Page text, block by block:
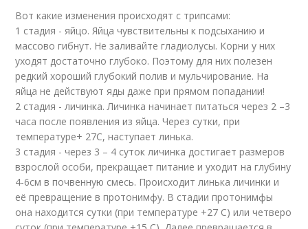
Вот какие изменения происходят с трипсами:
1 стадия - яйцо. Яйца чувствительны к подсыханию и
массово гибнут. Не заливайте гладиолусы. Корни у них
уходят достаточно глубоко. Поэтому для них полезен
редкий хороший глубокий полив и мульчирование. На
яйца не действуют яды даже при прямом попадании!
2 стадия - личинка. Личинка начинает питаться через 2 –3
часа после появления из яйца. Через сутки, при
температуре+ 27С, наступает линька.
3 стадия - через 3 – 4 суток личинка достигает размеров
взрослой особи, прекращает питание и уходит на глубину
4-6см в почвенную смесь. Происходит линька личинки и
её превращение в протонимфу. В стадии протонимфы
она находится сутки (при температуре +27 С) или четверо